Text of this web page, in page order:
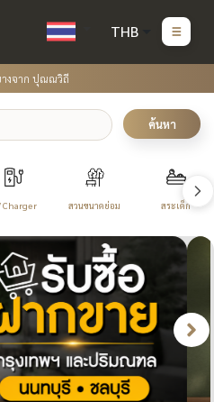
THB
งจาก ปุณณวิถี
ค้นหา
Charger สวนขนาดย่อม สระเด็ก